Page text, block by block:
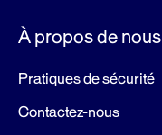
À propos de nous
Pratiques de sécurité
Contactez-nous